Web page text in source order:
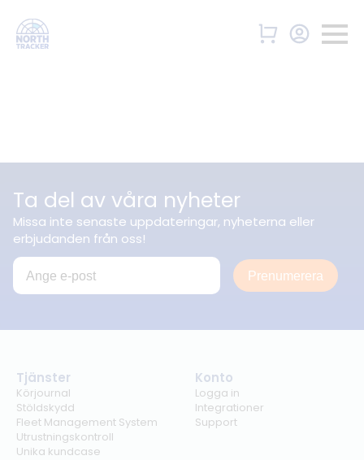
Ta del av våra nyheter
Missa inte senaste uppdateringar, nyheterna eller
erbjudanden från oss!
Prenumerera
Tjänster
Körjournal
Stöldskydd
Fleet Management System
Utrustningskontroll
Unika kundcase
Konto
Logga in
Integrationer
Support